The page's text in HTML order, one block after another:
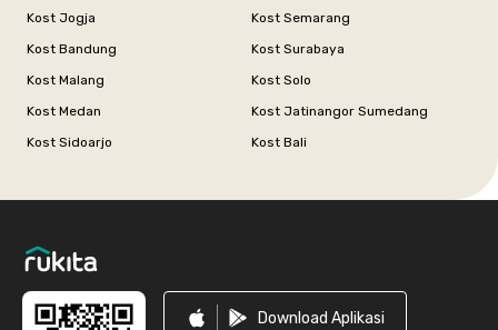
Kost Jogja
Kost Semarang
Kost Bandung
Kost Surabaya
Kost Malang
Kost Solo
Kost Medan
Kost Jatinangor Sumedang
Kost Sidoarjo
Kost Bali
Download Aplikasi